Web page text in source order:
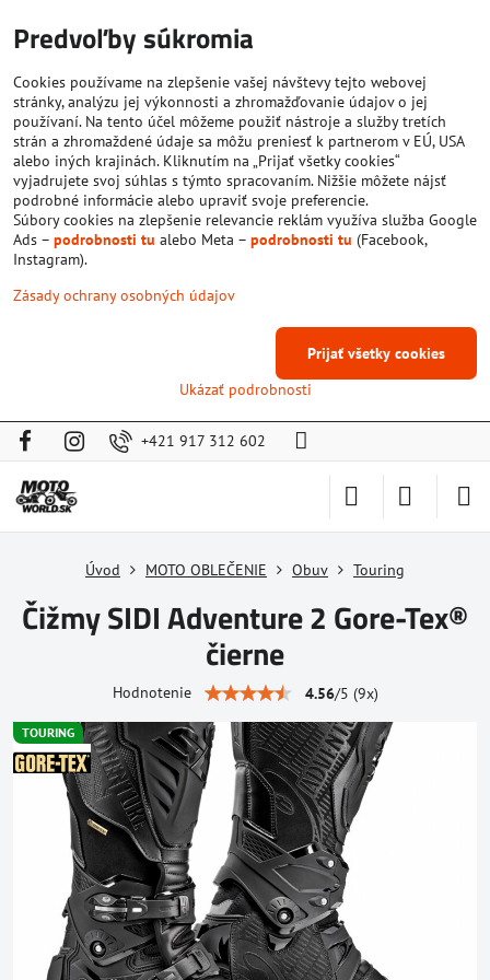
+421 917 312 602
TOURING
Úvod MOTO OBLEČENIE Obuv Touring
Čižmy SIDI Adventure 2 Gore-Tex®
čierne
Hodnotenie 4.56/5 (9x)
Predvoľby súkromia
Cookies používame na zlepšenie vašej návštevy tejto webovej
stránky, analýzu jej výkonnosti a zhromažďovanie údajov o jej
používaní. Na tento účel môžeme použiť nástroje a služby tretích
strán a zhromaždené údaje sa môžu preniesť k partnerom v EÚ, USA
alebo iných krajinách. Kliknutím na „Prijať všetky cookies“
vyjadrujete svoj súhlas s týmto spracovaním. Nižšie môžete nájsť
podrobné informácie alebo upraviť svoje preferencie.
Súbory cookies na zlepšenie relevancie reklám využíva služba Google
Ads – podrobnosti tu alebo Meta – podrobnosti tu (Facebook,
Instagram).
Zásady ochrany osobných údajov
Ukázať podrobnosti
Prijať všetky cookies